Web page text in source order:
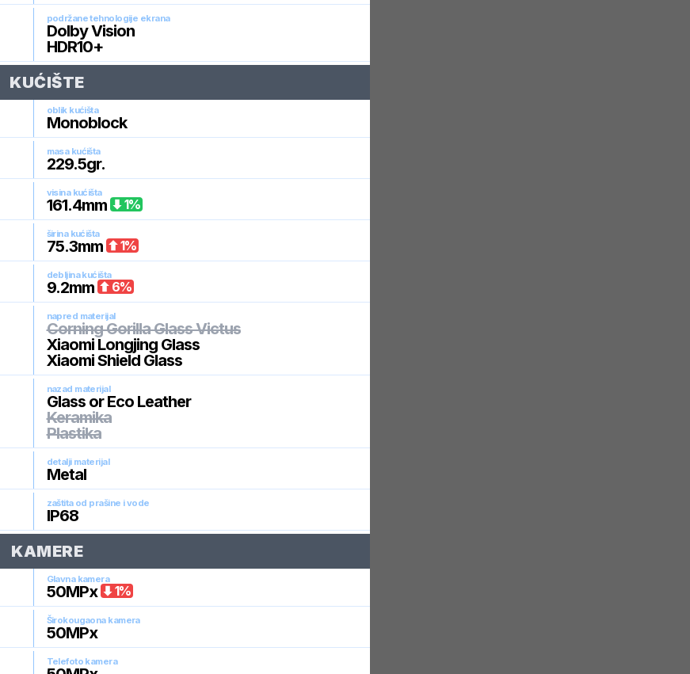
podržane tehnologije ekrana
Dolby Vision
HDR10+
KUĆIŠTE
oblik kućišta
Monoblock
masa kućišta
229.5gr.
visina kućišta
161.4mm 1%
širina kućišta
75.3mm 1%
debljina kućišta
9.2mm 6%
napred materijal
Corning Gorilla Glass Victus
Xiaomi Longjing Glass
Xiaomi Shield Glass
nazad materijal
Glass or Eco Leather
Keramika
Plastika
detalji materijal
Metal
zaštita od prašine i vode
IP68
KAMERE
Glavna kamera
50MPx 1%
Širokougaona kamera
50MPx
Telefoto kamera